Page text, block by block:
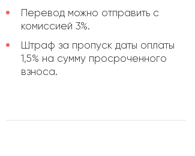
Перевод можно отправить с
комиссией 3%.
Штраф за пропуск даты оплаты
1,5% на сумму просроченного
взноса.